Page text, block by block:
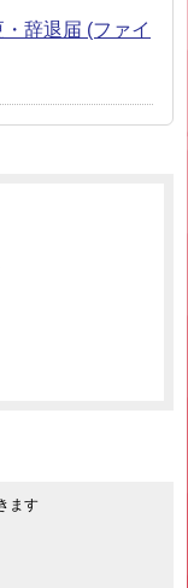
辞退届 (ファイ
ます